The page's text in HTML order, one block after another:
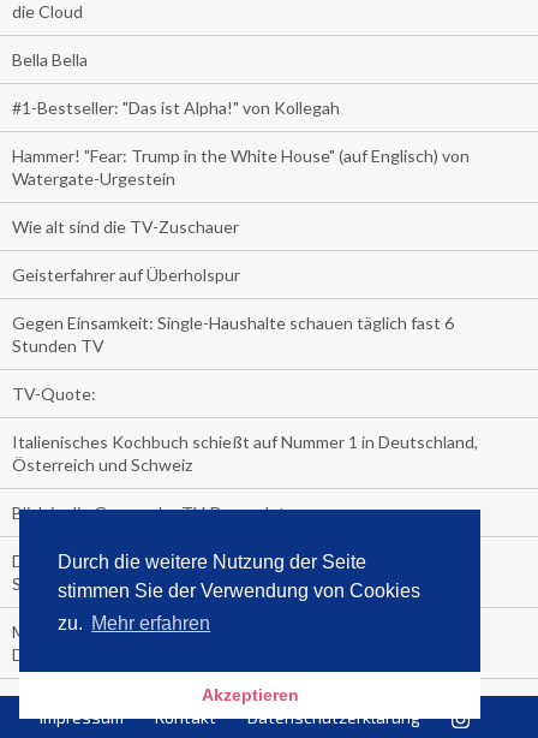
Durch die weitere Nutzung der Seite
stimmen Sie der Verwendung von Cookies
zu. Mehr erfahren
Akzeptieren
die Cloud
Bella Bella
#1-Bestseller: "Das ist Alpha!" von Kollegah
Hammer! "Fear: Trump in the White House" (auf Englisch) von
Watergate-Urgestein
Wie alt sind die TV-Zuschauer
Geisterfahrer auf Überholspur
Gegen Einsamkeit: Single-Haushalte schauen täglich fast 6
Stunden TV
TV-Quote:
Italienisches Kochbuch schießt auf Nummer 1 in Deutschland,
Österreich und Schweiz
Blick in die Garage der TV-Dauerglotzer
Die Deutschen investieren, während die Österreicher und
Schweizer noch nachdenken, wie sie reich werden.
Meistverkaufte Blu-ray im zweiten Quartal – Doppelspitze für
Disney
media control-Bestseller erstes Halbjahr 2018
Impressum Kontakt Datenschutzerklärung